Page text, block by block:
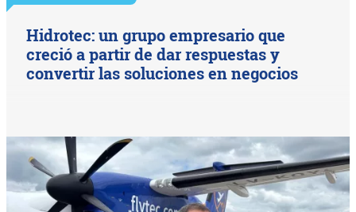
Hidrotec: un grupo empresario que
creció a partir de dar respuestas y
convertir las soluciones en negocios